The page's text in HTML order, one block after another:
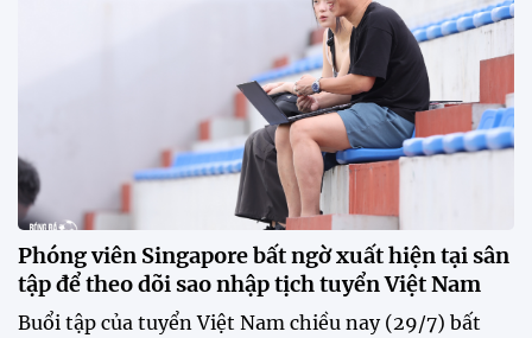
Phóng viên Singapore bất ngờ xuất hiện tại sân
tập để theo dõi sao nhập tịch tuyển Việt Nam
Buổi tập của tuyển Việt Nam chiều nay (29/7) bất